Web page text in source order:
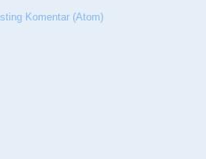
Komentar (Atom)